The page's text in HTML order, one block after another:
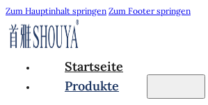
Zum Hauptinhalt springen Zum Footer springen
Startseite
Produkte